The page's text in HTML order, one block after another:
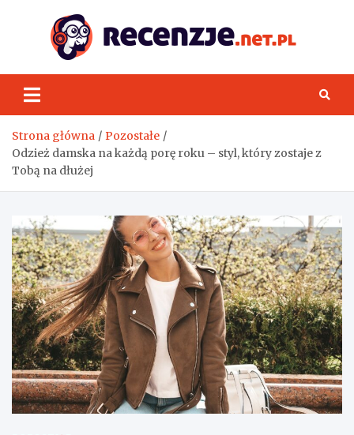
Strona główna
Pozostałe
Odzież damska na każdą porę roku – styl, który zostaje z
Tobą na dłużej